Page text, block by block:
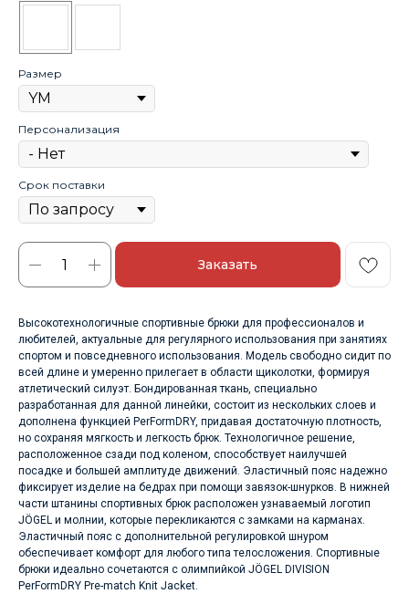
Размер
Персонализация
Срок поставки
Заказать
Высокотехнологичные спортивные брюки для профессионалов и
любителей, актуальные для регулярного использования при занятиях
спортом и повседневного использования. Модель свободно сидит по
всей длине и умеренно прилегает в области щиколотки, формируя
атлетический силуэт. Бондированная ткань, специально
разработанная для данной линейки, состоит из нескольких слоев и
дополнена функцией PerFormDRY, придавая достаточную плотность,
но сохраняя мягкость и легкость брюк. Технологичное решение,
расположенное сзади под коленом, способствует наилучшей
посадке и большей амплитуде движений. Эластичный пояс надежно
фиксирует изделие на бедрах при помощи завязок-шнурков. В нижней
части штанины спортивных брюк расположен узнаваемый логотип
JÖGEL и молнии, которые перекликаются с замками на карманах.
Эластичный пояс с дополнительной регулировкой шнуром
обеспечивает комфорт для любого типа телосложения. Спортивные
брюки идеально сочетаются с олимпийкой JÖGEL DIVISION
PerFormDRY Pre-match Knit Jacket.